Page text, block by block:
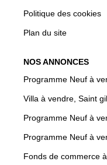
Politique des cookies
Plan du site
NOS ANNONCES
Programme Neuf à
Villa à vendre, Saint
Programme Neuf à
Programme Neuf à
Fonds de commerce